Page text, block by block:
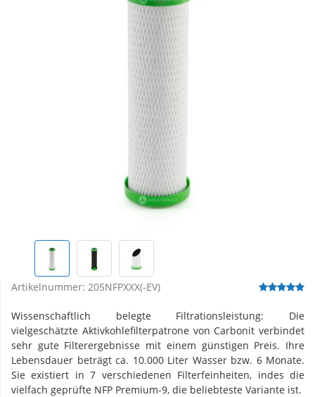
Artikelnummer: 205NFPXXX(-EV)
Wissenschaftlich belegte Filtrationsleistung: Die
vielgeschätzte Aktivkohlefilterpatrone von Carbonit verbindet
sehr gute Filterergebnisse mit einem günstigen Preis. Ihre
Lebensdauer beträgt ca. 10.000 Liter Wasser bzw. 6 Monate.
Sie existiert in 7 verschiedenen Filterfeinheiten, indes die
vielfach geprüfte NFP Premium-9, die beliebteste Variante ist.